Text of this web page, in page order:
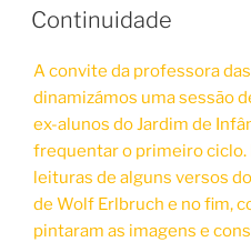
EM
Continuidade
A convite da professora
dinamizámos uma sessão
ex-alunos do Jardim de
frequentar o primeiro
leituras de alguns versos
de Wolf Erlbruch e no fim,
pintaram as imagens e